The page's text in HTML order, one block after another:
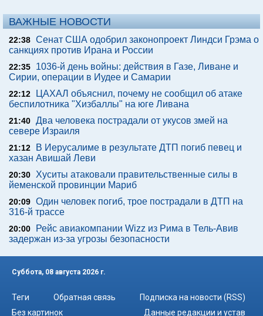
ВАЖНЫЕ НОВОСТИ
22:38 Сенат США одобрил законопроект Линдси Грэма о
санкциях против Ирана и России
22:35
1036-й день войны: действия в Газе, Ливане и
Сирии, операции в Иудее и Самарии
22:12
ЦАХАЛ объяснил, почему не сообщил об атаке
беспилотника "Хизбаллы" на юге Ливана
21:40 Два человека пострадали от укусов змей на
севере Израиля
21:12
В Иерусалиме в результате ДТП погиб певец и
хазан Авишай Леви
20:30
Хуситы атаковали правительственные силы в
йеменской провинции Мариб
20:09 Один человек погиб, трое пострадали в ДТП на
316-й трассе
20:00
Рейс авиакомпании Wizz из Рима в Тель-Авив
задержан из-за угрозы безопасности
Суббота, 08 августа 2026 г.
Теги Обратная связь
Подписка на новости (RSS)
Без картинок
Данные редакции и устав